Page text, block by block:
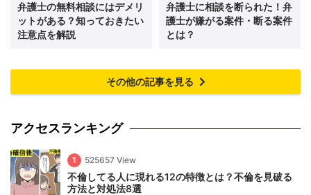
弁護士の無料相談にはデメリ
ットがある？知っておきたい
注意点を解説
弁護士に相談を断られた！弁
護士が嫌がる案件・断る案件
とは？
その他の記事を見る
アクセスランキング
1 525657 View
不倫してる人に現れる12の特徴とは？不倫を見破る
方法と対処法8選